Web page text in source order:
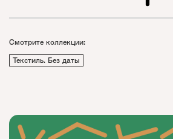
Смотрите коллекции:
Текстиль. Без даты